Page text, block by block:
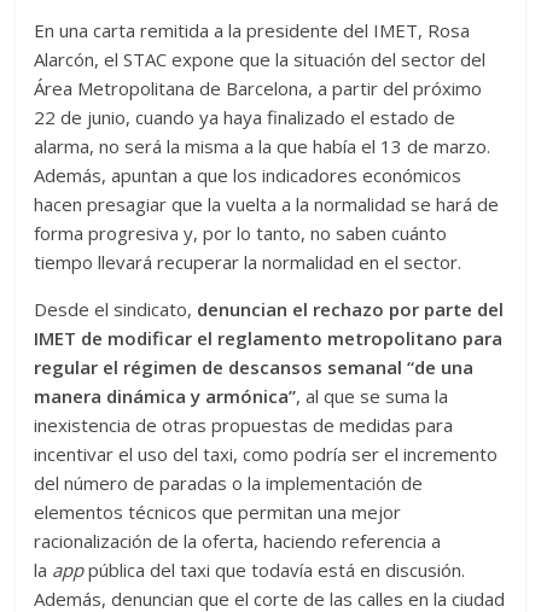
En una carta remitida a la presidente del IMET, Rosa
Alarcón, el STAC expone que la situación del sector del
Área Metropolitana de Barcelona, a partir del próximo
22 de junio, cuando ya haya finalizado el estado de
alarma, no será la misma a la que había el 13 de marzo.
Además, apuntan a que los indicadores económicos
hacen presagiar que la vuelta a la normalidad se hará de
forma progresiva y, por lo tanto, no saben cuánto
tiempo llevará recuperar la normalidad en el sector.
Desde el sindicato, denuncian el rechazo por parte del
IMET de modificar el reglamento metropolitano para
regular el régimen de descansos semanal “de una
manera dinámica y armónica”, al que se suma la
inexistencia de otras propuestas de medidas para
incentivar el uso del taxi, como podría ser el incremento
del número de paradas o la implementación de
elementos técnicos que permitan una mejor
racionalización de la oferta, haciendo referencia a
la apppública del taxi que todavía está en discusión.
Además, denuncian que el corte de las calles en la ciudad